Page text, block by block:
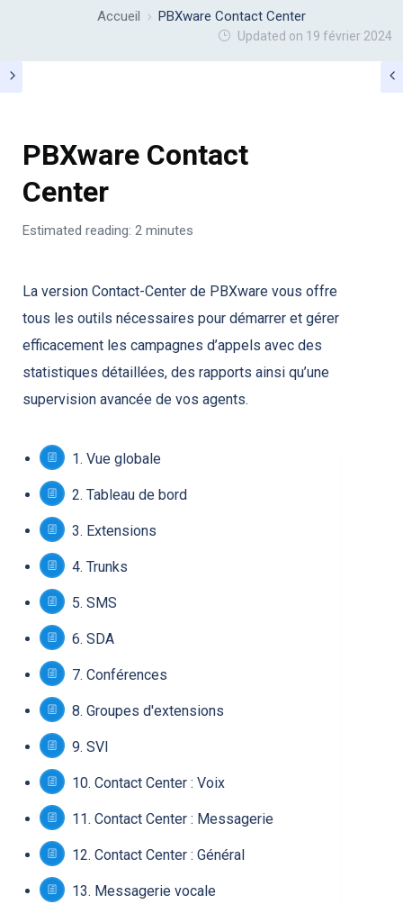
Accueil PBXware Contact Center
Updated on 19 février 2024
PBXware Contact
Center
Estimated reading: 2 minutes
La version Contact-Center de PBXware vous offre
tous les outils nécessaires pour démarrer et gérer
efficacement les campagnes d’appels avec des
statistiques détaillées, des rapports ainsi qu’une
supervision avancée de vos agents.
1. Vue globale
2. Tableau de bord
3. Extensions
4. Trunks
5. SMS
6. SDA
7. Conférences
8. Groupes d'extensions
9. SVI
10. Contact Center : Voix
11. Contact Center : Messagerie
12. Contact Center : Général
13. Messagerie vocale